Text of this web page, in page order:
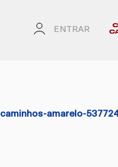
ENTRAR
amarelo-